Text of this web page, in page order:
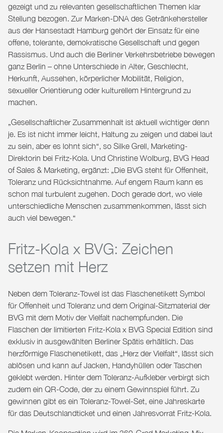
gezeigt und zu relevanten gesellschaftlichen Themen klar
Stellung bezogen. Zur Marken-DNA des Getränkehersteller
aus der Hansestadt Hamburg gehört der Einsatz für eine
offene, tolerante, demokratische Gesellschaft und gegen
Rassismus. Und auch die Berliner Verkehrsbetriebe bewegen
ganz Berlin – ohne Unterschiede in Alter, Geschlecht,
Herkunft, Aussehen, körperlicher Mobilität, Religion,
sexueller Orientierung oder kulturellem Hintergrund zu
machen.
„Gesellschaftlicher Zusammenhalt ist aktuell wichtiger denn
je. Es ist nicht immer leicht, Haltung zu zeigen und dabei laut
zu sein, aber es lohnt sich“, so Silke Grell, Marketing-
Direktorin bei Fritz-Kola. Und Christine Wolburg, BVG Head
of Sales & Marketing, ergänzt: „Die BVG steht für Offenheit,
Toleranz und Rücksichtnahme. Auf engem Raum kann es
schon mal turbulent zugehen. Doch gerade dort, wo viele
unterschiedliche Menschen zusammenkommen, lässt sich
auch viel bewegen.“
Fritz-Kola x BVG: Zeichen
setzen mit Herz
Neben dem Toleranz-Towel ist das Flaschenetikett Symbol
für Offenheit und Toleranz und dem Original-Sitzmaterial der
BVG mit dem Motiv der Vielfalt nachempfunden. Die
Flaschen der limitierten Fritz-Kola x BVG Special Edition sind
exklusiv in ausgewählten Berliner Spätis erhältlich. Das
herzförmige Flaschenetikett, das „Herz der Vielfalt“, lässt sich
ablösen und kann auf Jacken, Handyhüllen oder Taschen
geklebt werden. Hinter dem Toleranz-Aufkleber verbirgt sich
zudem ein QR-Code, der zu einem Gewinnspiel führt. Zu
gewinnen gibt es ein Toleranz-Towel-Set, eine Jahreskarte
für das Deutschlandticket und einen Jahresvorrat Fritz-Kola.